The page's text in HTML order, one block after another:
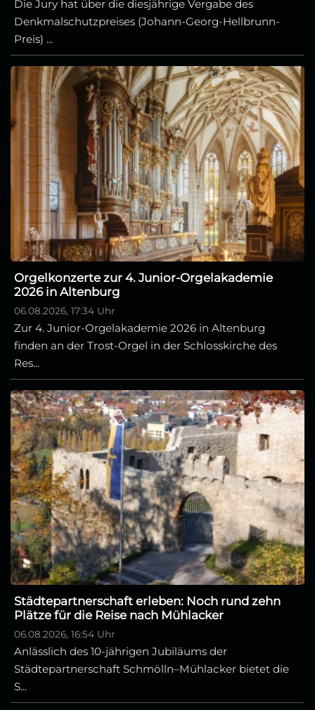
Die Jury hat über die diesjährige Vergabe des
Denkmalschutzpreises (Johann-Georg-Hellbrunn-
Preis) ...
Orgelkonzerte zur 4. Junior-Orgelakademie
2026 in Altenburg
06.08.2026, 17:34 Uhr
Zur 4. Junior-Orgelakademie 2026 in Altenburg
finden an der Trost-Orgel in der Schlosskirche des
Res...
Städtepartnerschaft erleben: Noch rund zehn
Plätze für die Reise nach Mühlacker
06.08.2026, 16:54 Uhr
Anlässlich des 10-jährigen Jubiläums der
Städtepartnerschaft Schmölln–Mühlacker bietet die
S...